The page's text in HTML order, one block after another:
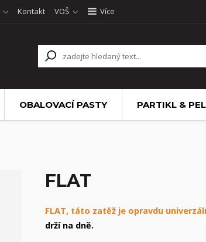
Kontakt VOŠ Více
OBALOVACÍ PASTY PARTIKL &
FLAT
FLAT, táto zatěž je opravdu
drží na dně.